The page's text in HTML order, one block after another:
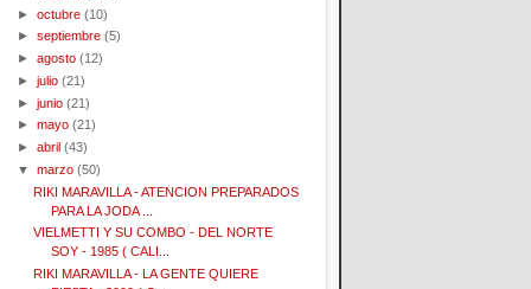
►octubre (10)
►septiembre (5)
►agosto (12)
►julio (21)
►junio (21)
►mayo (21)
►abril (43)
▼marzo (50)
RIKI MARAVILLA - ATENCION PREPARADOS
PARA LA JODA ...
VIELMETTI Y SU COMBO - DEL NORTE
SOY - 1985 ( CALI...
RIKI MARAVILLA - LA GENTE QUIERE